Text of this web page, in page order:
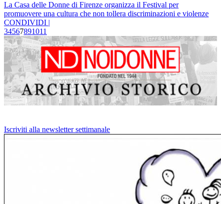
La Casa delle Donne di Firenze organizza il Festival per
promuovere una cultura che non tollera discriminazioni e violenze
CONDIVIDI |
34567891011
Iscriviti alla newsletter settimanale